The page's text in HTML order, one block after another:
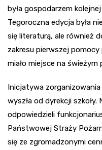
była gospodarzem
Tegoroczna edycja była
się literaturą, ale również
zakresu pierwszej
miało miejsce na świeżym
Inicjatywa
wyszła od dyrekcji
odpowiedzieli
Państwowej Straży
się ze zgromadzonymi